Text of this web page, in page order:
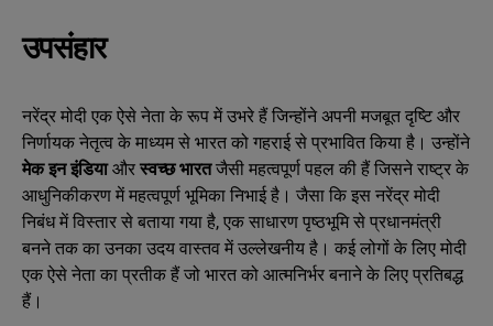
उपसंहार
नरेंद्र मोदी एक ऐसे नेता के रूप में उभरे हैं जिन्होंने अपनी मजबूत दृष्टि और
निर्णायक नेतृत्व के माध्यम से भारत को गहराई से प्रभावित किया है। उन्होंने
मेक इन इंडियाऔर स्वच्छ भारतजैसी महत्वपूर्ण पहल की हैं जिसने राष्ट्र के
आधुनिकीकरण में महत्वपूर्ण भूमिका निभाई है। जैसा कि इस नरेंद्र मोदी
निबंध में विस्तार से बताया गया है, एक साधारण पृष्ठभूमि से प्रधानमंत्री
बनने तक का उनका उदय वास्तव में उल्लेखनीय है। कई लोगों के लिए मोदी
एक ऐसे नेता का प्रतीक हैं जो भारत को आत्मनिर्भर बनाने के लिए प्रतिबद्ध
हैं।